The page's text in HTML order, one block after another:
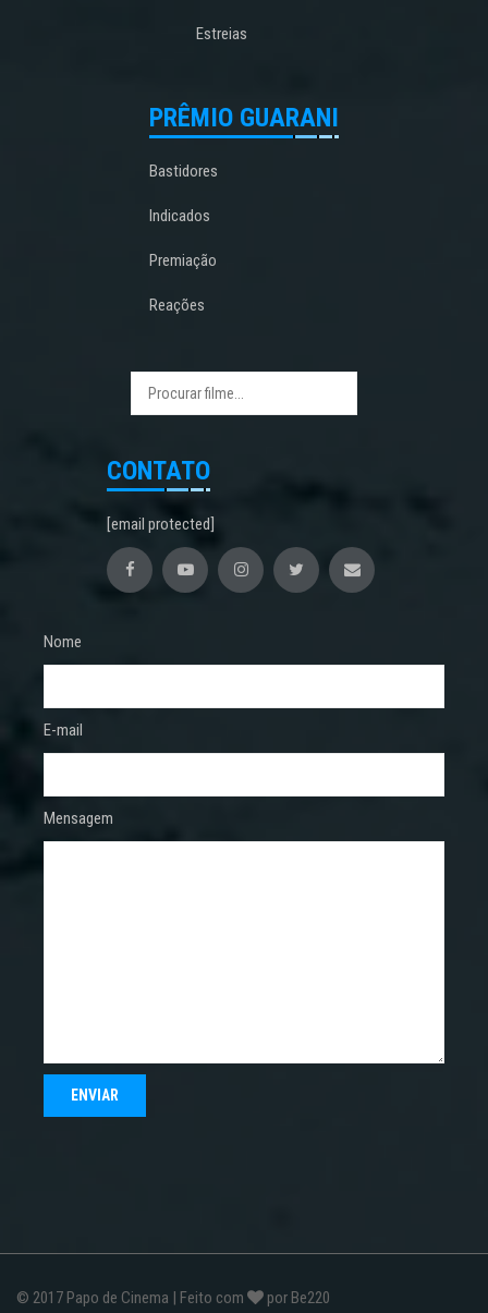
Estreias
PRÊMIO GUARANI
Bastidores
Indicados
Premiação
Reações
CONTATO
[email protected]
Nome
E-mail
Mensagem
© 2017 Papo de Cinema | Feito com por Be220